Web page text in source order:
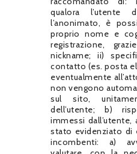
qualora l’utente
l’anonimato, è
proprio nome e
registrazione,
nickname; ii)
contatto (es. posta
eventualmente
non vengono
sul sito,
dell’utente; b)
immessi
stato evidenziato di
incombenti: a)